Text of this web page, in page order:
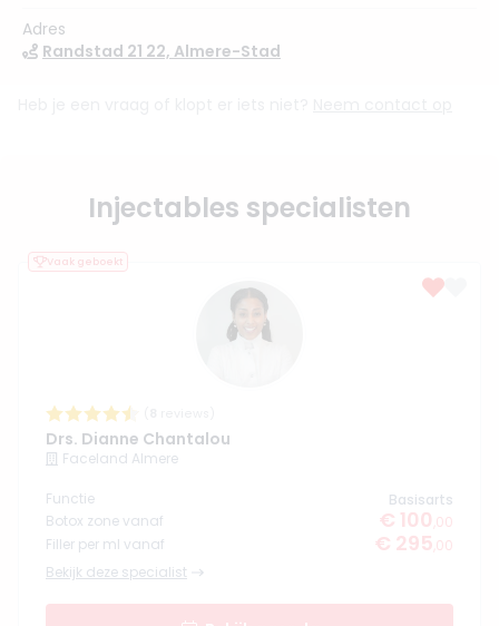
Adres
Randstad 21 22, Almere-Stad
Injectables specialisten
Vaak geboekt
Drs. Dianne Chantalou
Faceland Almere
Functie
Basisarts
Botox zone vanaf
€ 100 ,00
Filler per ml vanaf
€ 295 ,00
Bekijk deze specialist